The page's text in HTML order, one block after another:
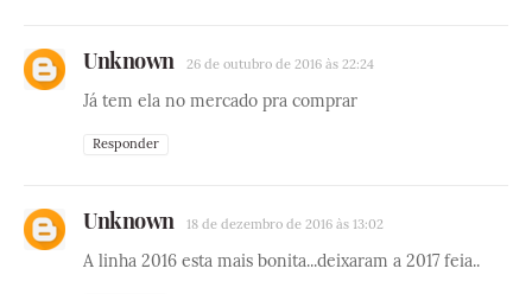
Unknown 26 de outubro de 2016 às 22:24
Já tem ela no mercado pra comprar
Responder
Unknown 18 de dezembro de 2016 às 13:02
A linha 2016 esta mais bonita...deixaram a 2017 feia..